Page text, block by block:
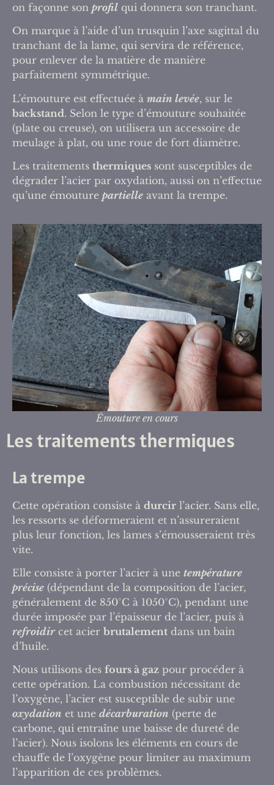
on façonne son profil qui donnera son tranchant.
On marque à l’aide d’un trusquin l’axe sagittal du
tranchant de la lame, qui servira de référence,
pour enlever de la matière de manière
parfaitement symmétrique.
L’émouture est effectuée à main levée, sur le
backstand. Selon le type d’émouture souhaitée
(plate ou creuse), on utilisera un accessoire de
meulage à plat, ou une roue de fort diamètre.
Les traitements thermiques sont susceptibles de
dégrader l’acier par oxydation, aussi on n’effectue
qu’une émouture partielle avant la trempe.
Émouture en cours
Les traitements thermiques
La trempe
Cette opération consiste à durcir l’acier. Sans elle,
les ressorts se déformeraient et n’assureraient
plus leur fonction, les lames s’émousseraient très
vite.
Elle consiste à porter l’acier à une température
précise (dépendant de la composition de l’acier,
généralement de 850°C à 1050°C), pendant une
durée imposée par l’épaisseur de l’acier, puis à
refroidircet acier brutalement dans un bain
d’huile.
Nous utilisons des fours à gaz pour procéder à
cette opération. La combustion nécessitant de
l’oxygène, l’acier est susceptible de subir une
oxydation et une décarburation (perte de
carbone, qui entraîne une baisse de dureté de
l’acier). Nous isolons les éléments en cours de
chauffe de l’oxygène pour limiter au maximum
l’apparition de ces problèmes.